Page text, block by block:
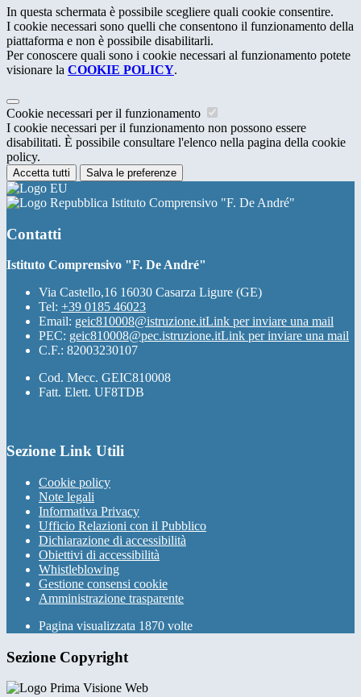
In questa schermata è possibile scegliere quali cookie consentire.
I cookie necessari sono quelli che consentono il funzionamento della
piattaforma e non è possibile disabilitarli.
Per conoscere quali sono i cookie necessari al funzionamento potete
visionare la COOKIE POLICY.
Cookie necessari per il funzionamento
I cookie necessari per il funzionamento non possono essere
disabilitati. È possibile consultare l'elenco nella pagina della cookie
policy.
Accetta tutti Salva le preferenze
Istituto Comprensivo "F. De André"
Contatti
Istituto Comprensivo "F. De André"
Via Castello,16 16030 Casarza Ligure (GE)
Tel: +39 0185 46023
Email: geic810008@istruzione.itLink per inviare una mail
PEC: geic810008@pec.istruzione.itLink per inviare una mail
C.F.: 82003230107
Cod. Mecc. GEIC810008
Fatt. Elett. UF8TDB
Sezione Link Utili
Cookie policy
Note legali
Informativa Privacy
Ufficio Relazioni con il Pubblico
Dichiarazione di accessibilità
Obiettivi di accessibilità
Whistleblowing
Gestione consensi cookie
Amministrazione trasparente
Pagina visualizzata 1870 volte
Sezione Copyright